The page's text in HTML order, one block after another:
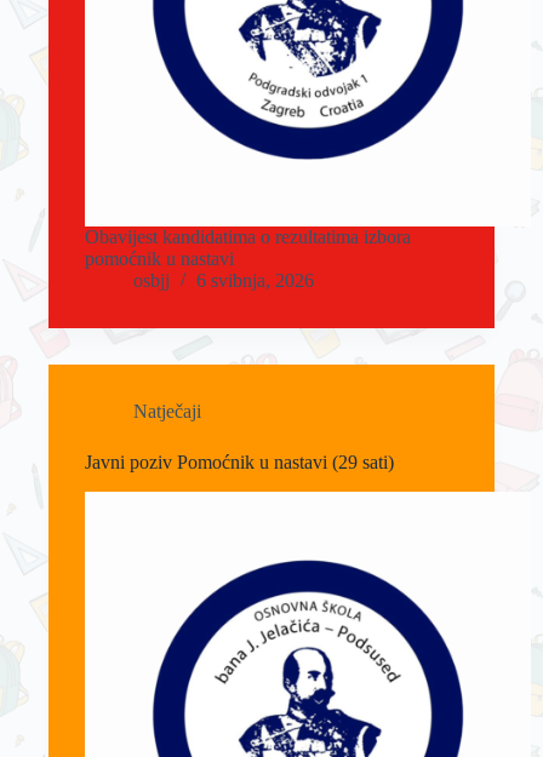
Obavijest kandidatima o rezultatima izbora
pomoćnik u nastavi
osbjj
6 svibnja, 2026
Natječaji
Javni poziv Pomoćnik u nastavi (29 sati)